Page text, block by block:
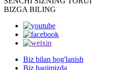
BIZGA BILING
Biz bilan bog'lanish
Biz haqimizda